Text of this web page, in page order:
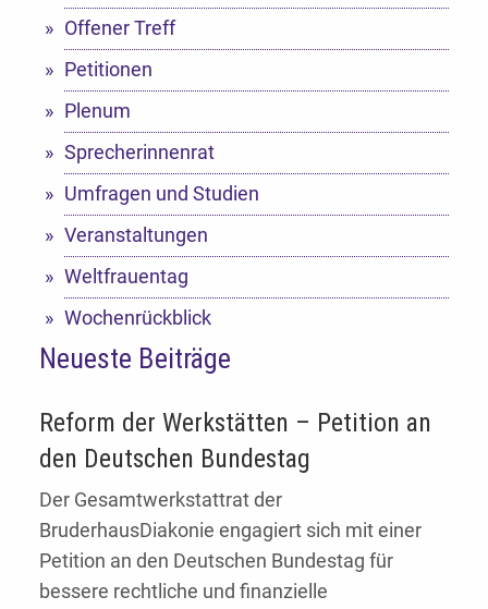
Offener Treff
Petitionen
Plenum
Sprecherinnenrat
Umfragen und Studien
Veranstaltungen
Weltfrauentag
Wochenrückblick
Neueste Beiträge
Reform der Werkstätten – Petition an
den Deutschen Bundestag
Der Gesamtwerkstattrat der
BruderhausDiakonie engagiert sich mit einer
Petition an den Deutschen Bundestag für
bessere rechtliche und finanzielle